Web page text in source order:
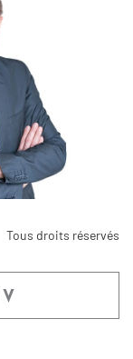
Tous droits réservés